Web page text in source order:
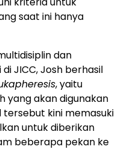
saat ini hanya
dan
JICC, Josh berhasil
, yaitu
yang akan digunakan
kini memasuki
untuk diberikan
beberapa pekan ke